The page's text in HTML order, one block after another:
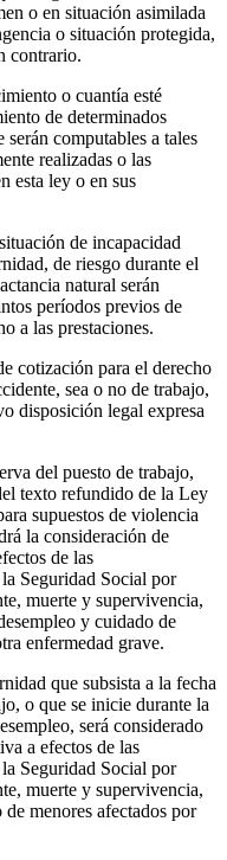
o en situación asimilada
o situación protegida,
contrario.
o cuantía esté
de determinados
computables a tales
realizadas o las
esta ley o en sus
de incapacidad
de riesgo durante el
natural serán
períodos previos de
a las prestaciones.
cotización para el derecho
sea o no de trabajo,
disposición legal expresa
del puesto de trabajo,
texto refundido de la Ley
supuestos de violencia
la consideración de
de las
Seguridad Social por
muerte y supervivencia,
y cuidado de
enfermedad grave.
que subsista a la fecha
o que se inicie durante la
será considerado
a efectos de las
Seguridad Social por
muerte y supervivencia,
menores afectados por